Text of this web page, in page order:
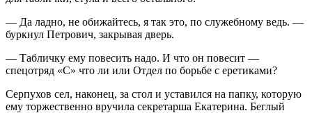
— Да ладно, не обижайтесь, я так это, по служебному ведь. —
буркнул Петрович, закрывая дверь.
— Табличку ему повесить надо. И что он повесит —
спецотряд «С» что ли или Отдел по борьбе с еретиками?
Серпухов сел, наконец, за стол и уставился на папку, которую
ему торжественно вручила секретарша Екатерина. Беглый